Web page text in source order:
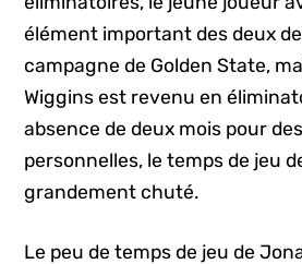
élément important des deux
campagne de Golden State,
Wiggins est revenu en
absence de deux mois pour
personnelles, le temps de jeu
grandement chuté.
Le peu de temps de jeu de